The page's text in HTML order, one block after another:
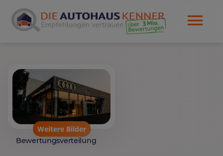
Weitere Bilder
Bewertungsverteilung